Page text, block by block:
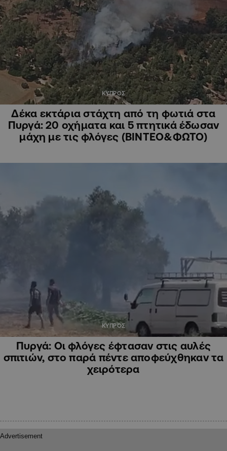
ΚΥΠΡΟΣ
Δέκα εκτάρια στάχτη από τη φωτιά στα
Πυργά: 20 οχήματα και 5 πτητικά έδωσαν
μάχη με τις φλόγες (ΒΙΝΤΕΟ&ΦΩΤΟ)
ΚΥΠΡΟΣ
Πυργά: Οι φλόγες έφτασαν στις αυλές
σπιτιών, στο παρά πέντε αποφεύχθηκαν τα
χειρότερα